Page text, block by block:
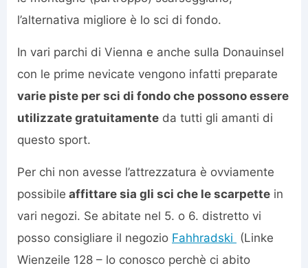
l’alternativa migliore è lo sci di fondo.
In vari parchi di Vienna e anche sulla Donauinsel
con le prime nevicate vengono infatti preparate
varie piste per sci di fondo che possono essere
utilizzate gratuitamente da tutti gli amanti di
questo sport.
Per chi non avesse l’attrezzatura è ovviamente
possibile affittare sia gli sci che le scarpette in
vari negozi. Se abitate nel 5. o 6. distretto vi
posso consigliare il negozio Fahhradski (Linke
Wienzeile 128 – lo conosco perchè ci abito